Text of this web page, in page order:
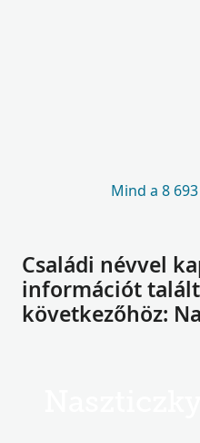
Mind a 8
Családi névvel
információt
következőhöz: